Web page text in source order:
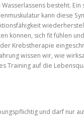
besteht. Ein
kann diese
können, sich fit fühlen
Krebstherapie
wissen wir, wie
Training auf die
und darf nur